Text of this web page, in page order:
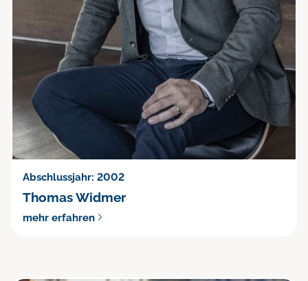
Abschlussjahr: 2002
Thomas Widmer
mehr erfahren